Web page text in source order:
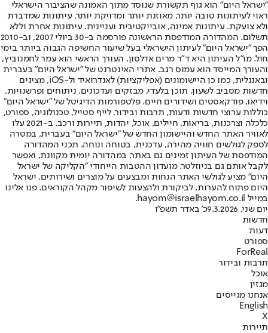
"ישראל היום" הוא גוף תקשורת שנוסד מתוך האמונה שהציבור הישראלי
ראוי לעיתונות טובה יותר, מאוזנת יותר ומדויקת יותר. עיתונות שמדברת
ולא צועקת. עיתונות אמינה, אובייקטיבית ועניינית. עיתונות אחרת וללא
תשלום. המהדורה המודפסת הראשונה פורסמה ב-30 ביולי 2007, וב-2010
הפך "ישראל היום" לעיתון הישראלי בעל שיעור החשיפה הגבוה ביותר בימי
חול. מו"ל העיתון היא ד"ר מרים אדלסון. העורך הראשי הוא עמר לחמנוביץ,
והעורך המייסד הוא עמוס רגב. אתרי האינטרנט של "ישראל היום" בעברית
ובאנגלית, כמו כן היישומונים (אפליקציות) לאנדרואיד ול-iOS, מציגים
חדשות מסביב לשעון, תוכן בלעדי, מבזקים ועדכונים, ניתוחים ופרשנויות,
וידיאו, פודקאסטים ושידורים חיים. פלטפורמות הדיגיטל של "ישראל היום"
כוללות ערוצי חדשות ודעות, תרבות ובידור, לייף סטייל, טכנולוגיה, ספורט,
כלכלה וצרכנות, בריאות, חיילים, אוכל, יהדות, תיירות ורכב. ב-2021 עלו
לאוויר האתר החדש והיישומון החדש של "ישראל היום" בעברית, במטרה
לספק לגולשים חוויה מהירה, עדכנית, בטוחה ונוחה. תכני המהדורה
המודפסת של העיתון זמינים גם באתר, במהדורה יומית מקוונת, ואפשר
לקבל אותם גם בניוזלטר. מועדון ההטבות הייחודי "הקליקה של ישראל
היום" מציע לגולשי האתר הנחות ומבצעים על מוצרים ושירותים. ישראל
היום פתוח להערות, לביקורת ולהצעות לשיפור מקהל הקוראים. פנו אלינו
במייל hayom@israelhayom.co.il.
יום שני, 9.3.2026
כ' באדר תשפ"ו
חדשות
דעות
ספורט
ForReal
תרבות ובידור
אוכל
מגזין
אנחנו מגייסים
English
X
תיירות